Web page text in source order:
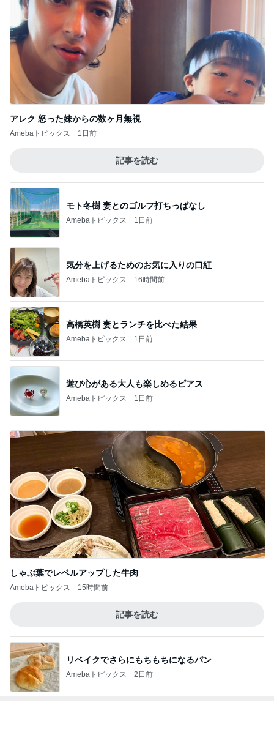
アレク 怒った妹からの数ヶ月無視
Amebaトピックス 1日前
記事を読む
モト冬樹 妻とのゴルフ打ちっぱなし
Amebaトピックス 1日前
気分を上げるためのお気に入りの口紅
Amebaトピックス 16時間前
高橋英樹 妻とランチを比べた結果
Amebaトピックス 1日前
遊び心がある大人も楽しめるピアス
Amebaトピックス 1日前
しゃぶ葉でレベルアップした牛肉
Amebaトピックス 15時間前
記事を読む
リベイクでさらにもちもちになるパン
Amebaトピックス 2日前